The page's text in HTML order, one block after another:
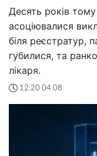
Десять років тому
асоціювалися
біля реєстратур,
губилися, та
лікаря.
12:20 04.08